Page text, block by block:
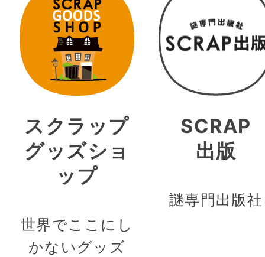
スクラップ
グッズショ
ップ
世界でここにし
かないグッズ
SCRAP
出版
謎専門出版社